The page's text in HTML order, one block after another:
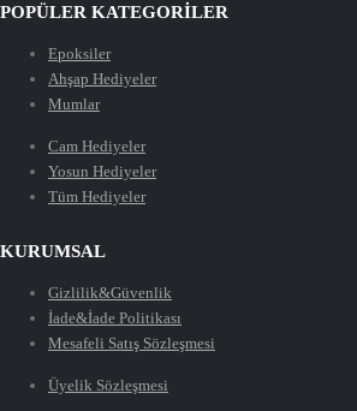
POPÜLER KATEGORİLER
Epoksiler
Ahşap Hediyeler
Mumlar
Cam Hediyeler
Yosun Hediyeler
Tüm Hediyeler
KURUMSAL
Gizlilik&Güvenlik
İade&İade Politikası
Mesafeli Satış Sözleşmesi
Üyelik Sözleşmesi